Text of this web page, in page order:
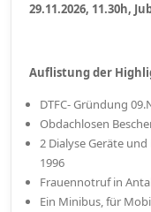
29.11.2026, 11.30h,
Auflistung der
DTFC- Gründung
Obdachlosen
2 Dialyse Geräte
1996
Frauennotruf in
Ein Minibus, für